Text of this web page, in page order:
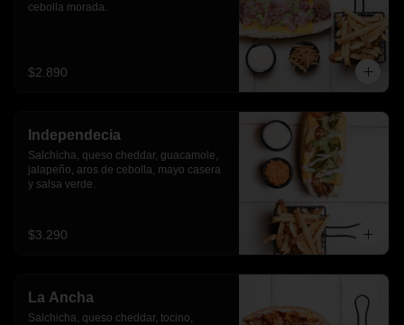
cebolla morada.
$2.890
Independecia
Salchicha, queso cheddar, guacamole,
jalapeño, aros de cebolla, mayo casera
y salsa verde.
$3.290
La Ancha
Salchicha, queso cheddar, tocino,